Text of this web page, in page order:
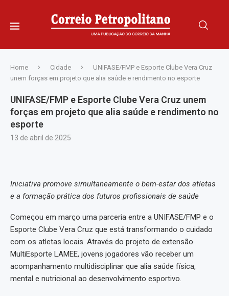
Home Cidade
UNIFASE/FMP e Esporte Clube Vera Cruz
unem forças em projeto que alia saúde e rendimento no esporte
UNIFASE/FMP e Esporte Clube Vera Cruz unem
forças em projeto que alia saúde e rendimento no
esporte
13 de abril de 2025
Iniciativa promove simultaneamente o bem-estar dos atletas
e a formação prática dos futuros profissionais de saúde
Começou em março uma parceria entre a UNIFASE/FMP e o
Esporte Clube Vera Cruz que está transformando o cuidado
com os atletas locais. Através do projeto de extensão
MultiEsporte LAMEE, jovens jogadores vão receber um
acompanhamento multidisciplinar que alia saúde física,
mental e nutricional ao desenvolvimento esportivo.